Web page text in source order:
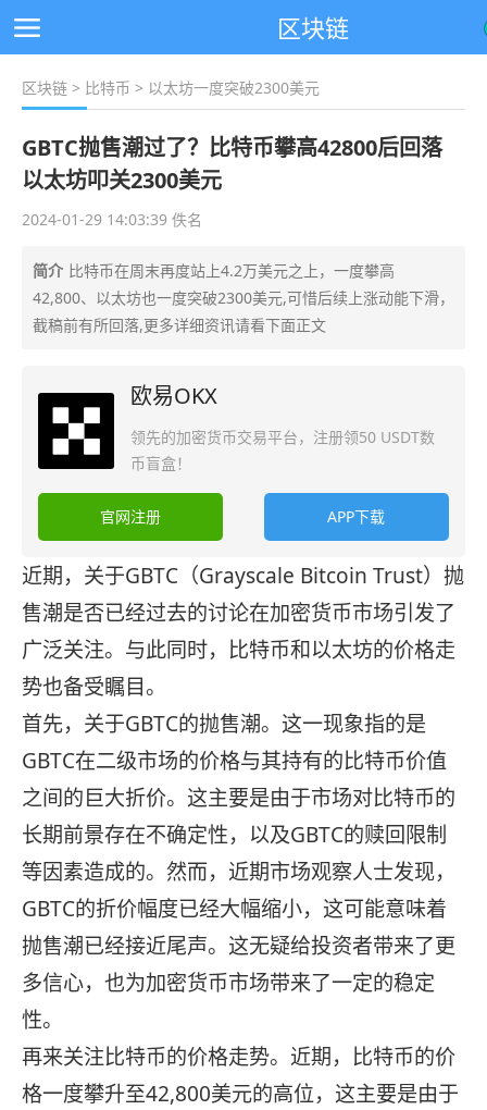
区块链
区块链 > 比特币 > 以太坊一度突破2300美元
GBTC抛售潮过了？比特币攀高42800后回落
以太坊叩关2300美元
2024-01-29 14:03:39 佚名
简介 比特币在周末再度站上4.2万美元之上，一度攀高
42,800、以太坊也一度突破2300美元,可惜后续上涨动能下滑，
截稿前有所回落,更多详细资讯请看下面正文
欧易OKX
领先的加密货币交易平台，注册领50 USDT数
币盲盒！
官网注册 APP下载
近期，关于GBTC（Grayscale Bitcoin Trust）抛
售潮是否已经过去的讨论在加密货币市场引发了
广泛关注。与此同时，比特币和以太坊的价格走
势也备受瞩目。
首先，关于GBTC的抛售潮。这一现象指的是
GBTC在二级市场的价格与其持有的比特币价值
之间的巨大折价。这主要是由于市场对比特币的
长期前景存在不确定性，以及GBTC的赎回限制
等因素造成的。然而，近期市场观察人士发现，
GBTC的折价幅度已经大幅缩小，这可能意味着
抛售潮已经接近尾声。这无疑给投资者带来了更
多信心，也为加密货币市场带来了一定的稳定
性。
再来关注比特币的价格走势。近期，比特币的价
格一度攀升至42,800美元的高位，这主要是由于